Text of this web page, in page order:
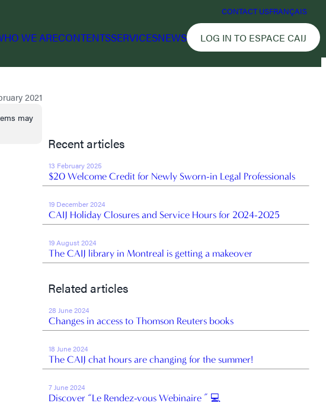
CONTACT USFRANÇAIS
WE ARECONTENTSSERVICESNEWS LOG IN TO ESPACE CAIJ
2021
may
Recent articles
13 February 2025
$20 Welcome Credit for Newly Sworn-in Legal Professionals
19 December 2024
CAIJ Holiday Closures and Service Hours for 2024-2025
19 August 2024
The CAIJ library in Montreal is getting a makeover
Related articles
28 June 2024
Changes in access to Thomson Reuters books
18 June 2024
The CAIJ chat hours are changing for the summer!
7 June 2024
Discover “Le Rendez-vous Webinaire ” 💻